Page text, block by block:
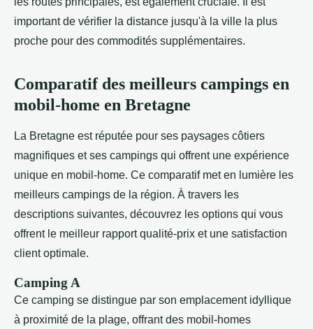
important de vérifier la distance jusqu'à la ville la plus
proche pour des commodités supplémentaires.
Comparatif des meilleurs campings en
mobil-home en Bretagne
La Bretagne est réputée pour ses paysages côtiers
magnifiques et ses campings qui offrent une expérience
unique en mobil-home. Ce comparatif met en lumière les
meilleurs campings de la région. À travers les
descriptions suivantes, découvrez les options qui vous
offrent le meilleur rapport qualité-prix et une satisfaction
client optimale.
Camping A
Ce camping se distingue par son emplacement idyllique
à proximité de la plage, offrant des mobil-homes